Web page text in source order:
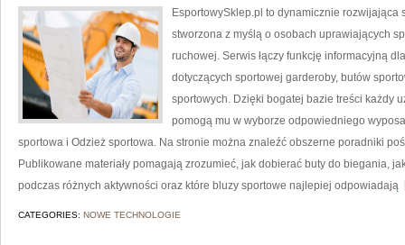
EsportowySklep.pl to dynamicznie rozwijająca
stworzona z myślą o osobach uprawiających
ruchowej. Serwis łączy funkcję informacyjną
dotyczących sportowej garderoby, butów
sportowych. Dzięki bogatej bazie treści każdy
pomogą mu w wyborze odpowiedniego
sportowa i Odzież sportowa. Na stronie można znaleźć obszerne poradniki
Publikowane materiały pomagają zrozumieć, jak dobierać buty do biegania,
podczas różnych aktywności oraz które bluzy sportowe najlepiej odpowiadają
CATEGORIES: NOWE TECHNOLOGIE